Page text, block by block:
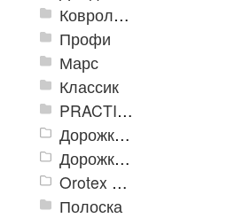
Ковролиновые дорожки «Rekord»
Профи
Марс
Классик
PRACTICAL
Дорожка влаговпитывающая Лидер XL
Дорожки «Фаворит»
Orotex GIN
Полоска